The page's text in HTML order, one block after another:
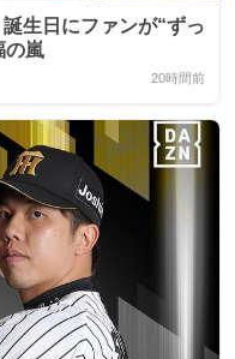
生日にファンが“ずっ
の嵐
20時間前